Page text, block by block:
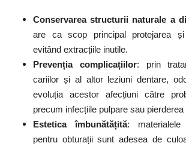
Conservarea structurii naturale a
are ca scop principal protejarea și
evitând extracțiile inutile.
Prevenția complicațiilor: prin
cariilor și al altor leziuni dentare,
evoluția acestor afecțiuni către
precum infecțiile pulpare sau pierderea
Estetica îmbunătățită: materialele
pentru obturații sunt adesea de